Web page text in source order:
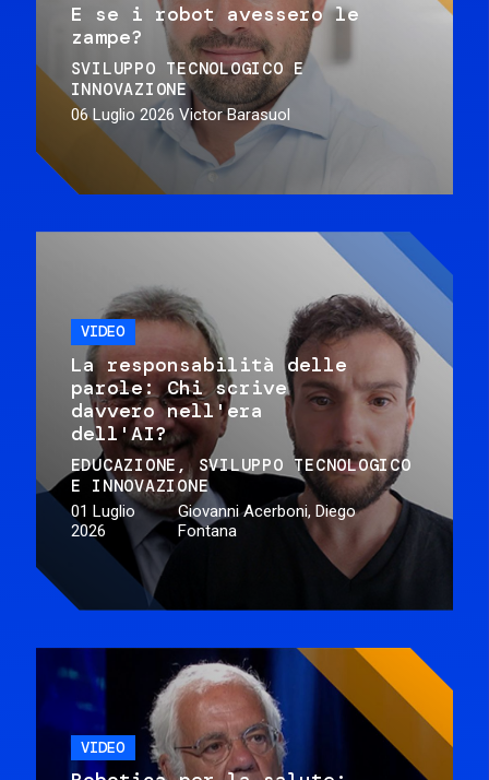
E se i robot avessero le
zampe?
SVILUPPO TECNOLOGICO E
INNOVAZIONE
06 Luglio 2026 Victor Barasuol
VIDEO
La responsabilità delle
parole: Chi scrive
davvero nell'era
dell'AI?
EDUCAZIONE
SVILUPPO TECNOLOGICO
E INNOVAZIONE
01 Luglio
2026
Giovanni Acerboni, Diego
Fontana
VIDEO